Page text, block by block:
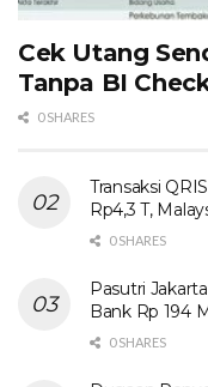
Cek Utang
Tanpa BI
0 SHARES
Transaksi
Rp4,3 T,
0 SHARES
Pasutri
Bank Rp 194 M
0 SHARES